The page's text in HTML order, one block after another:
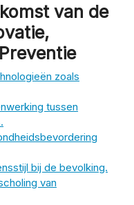
van de
zoals
tussen
bij de bevolking.
van